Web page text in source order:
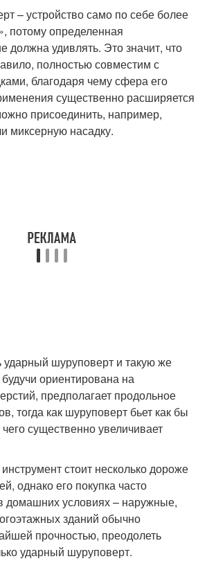
– устройство само по себе более
потому определенная
должна удивлять. Это значит, что
полностью совместим с
благодаря чему сфера его
существенно расширяется
присоединить, например,
миксерную насадку.
ударный шуруповерт и такую же
ориентирована на
предполагает продольное
тогда как шуруповерт бьет как бы
существенно увеличивает
стоит несколько дороже
однако его покупка часто
домашних условиях – наружные,
зданий обычно
прочностью, преодолеть
ударный шуруповерт.